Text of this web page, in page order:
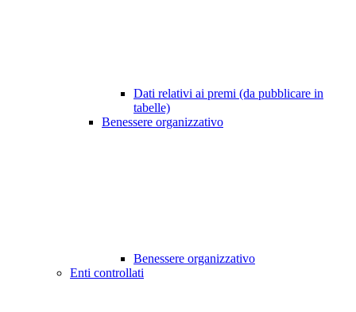
Dati relativi ai premi (da pubblicare in
tabelle)
Benessere organizzativo
Benessere organizzativo
Enti controllati